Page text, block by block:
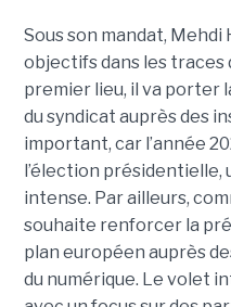
Sous son mandat, Mehdi
objectifs dans les traces
premier lieu, il va porter
du syndicat auprès des
important, car l’année
l’élection
intense. Par ailleurs,
souhaite renforcer la
plan européen auprès
du numérique. Le volet